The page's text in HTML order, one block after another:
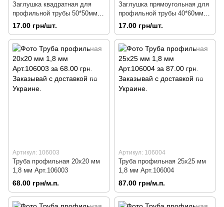
Заглушка квадратная для
профильной трубы 50*50мм
плоская, черная (50шт/пачка)
Арт.106502
17.00 грн/шт.
Заглушка прямоугольная для
профильной трубы 40*60мм
внешняя, черная (25шт/пачка)
Арт.106503
17.00 грн/шт.
Артикул: 106003
Труба профильная 20х20 мм
1,8 мм Арт.106003
68.00 грн/м.п.
Артикул: 106004
Труба профильная 25х25 мм
1,8 мм Арт.106004
87.00 грн/м.п.